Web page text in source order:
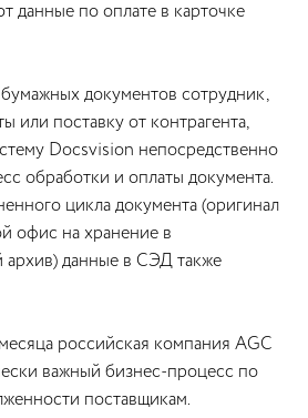
данные по оплате в карточке
документов сотрудник,
или поставку от контрагента,
Docsvision непосредственно
обработки и оплаты документа.
цикла документа (оригинал
офис на хранение в
архив) данные в СЭД также
российская компания AGC
важный бизнес-процесс по
поставщикам.